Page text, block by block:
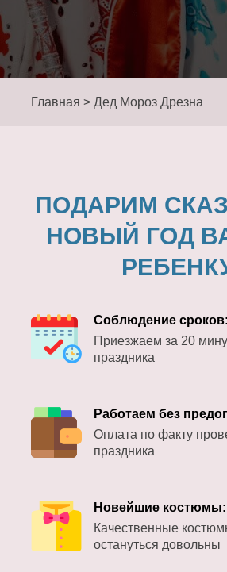
Главная > Дед Мороз Дрезна
ПОДАРИМ
НОВЫЙ ГОД
Соблюдение сроков:
Приезжаем за 20
праздника
Работаем без
Оплата по факту
праздника
Новейшие костюмы:
Качественные
остануться довольны